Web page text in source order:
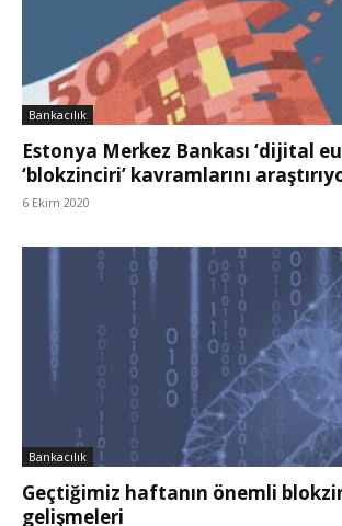
Bankacılık
Estonya Merkez Bankası ‘dijital
‘blokzinciri’ kavramlarını
6 Ekim 2020
Bankacılık
Geçtiğimiz haftanın önemli
gelişmeleri